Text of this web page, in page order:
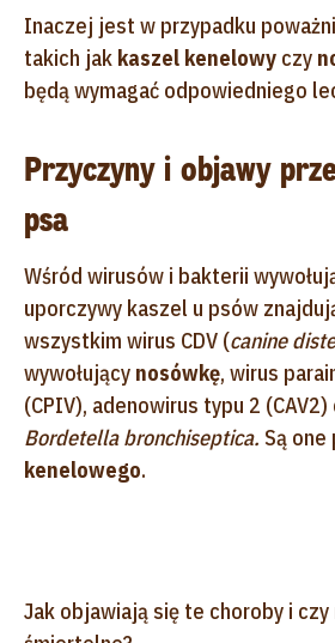
Inaczej jest w przypadku
takich jak kaszel kenelowy czy
będą wymagać odpowiedniego
Przyczyny i objawy
psa
Wśród wirusów i bakterii
uporczywy kaszel u psów
wszystkim wirus CDV (canine
wywołujący nosówkę, wirus
(CPIV), adenowirus typu 2
Bordetella bronchiseptica. Są one
kenelowego.
Jak objawiają się te choroby i